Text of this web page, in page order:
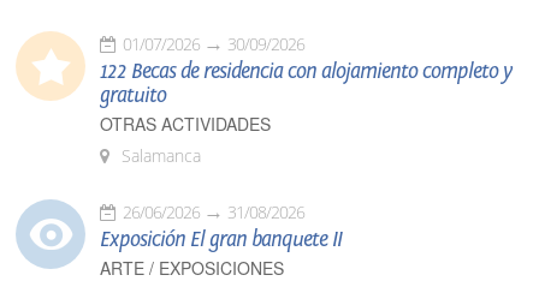
01/07/2026 30/09/2026
122 Becas de residencia con alojamiento completo y
gratuito
OTRAS ACTIVIDADES
Salamanca
26/06/2026 31/08/2026
Exposición El gran banquete II
ARTE / EXPOSICIONES